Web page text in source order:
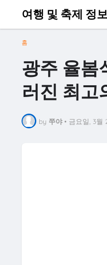
여행 및 축제 정
홈
광주 율봄
러진 최고
by 쭈야 • 금요일, 3월